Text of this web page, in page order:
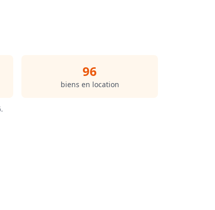
96
biens en location
.